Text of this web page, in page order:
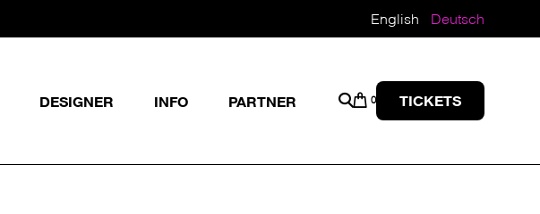
English Deutsch
DESIGNER INFO PARTNER 0 TICKETS